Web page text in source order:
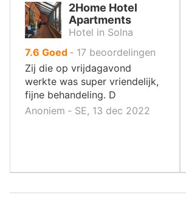
2Home Hotel
Apartments
Hotel in Solna
7.6 uit
10
,
Goed ‐ 17 beoordelingen
Zij die op vrijdagavond
werkte was super vriendelijk,
fijne behandeling. D
Anoniem ‐ SE, 13 dec 2022